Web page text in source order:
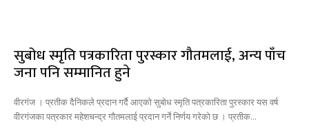
सुबोध स्मृति पत्रकारिता पुरस्कार गौतमलाई, अन्य पाँच
जना पनि सम्मानित हुने
वीरगंज । प्रतीक दैनिकले प्रदान गर्दै आएको सुबोध स्मृति पत्रकारिता पुरस्कार यस वर्ष
वीरगंजका पत्रकार महेशचन्द्र गौतमलाई प्रदान गर्ने निर्णय गरेको छ । प्रतीक...